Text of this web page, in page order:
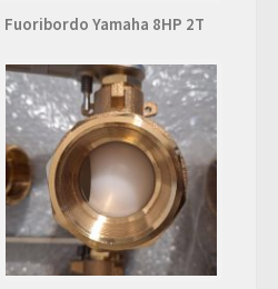
Fuoribordo Yamaha 8HP 2T